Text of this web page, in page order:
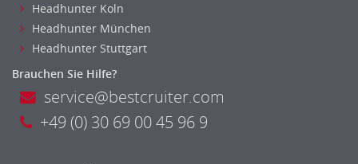
Headhunter Koln
Headhunter München
Headhunter Stuttgart
Brauchen Sie Hilfe?
service@bestcruiter.com
+49 (0) 30 69 00 45 96 9